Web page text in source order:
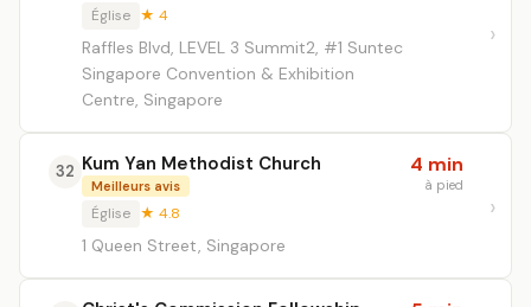
Église ★ 4
Raffles Blvd, LEVEL 3 Summit2, #1 Suntec
Singapore Convention & Exhibition
Centre, Singapore
32 Kum Yan Methodist Church
Meilleurs avis
Église ★ 4.8
1 Queen Street, Singapore
4 min
à pied